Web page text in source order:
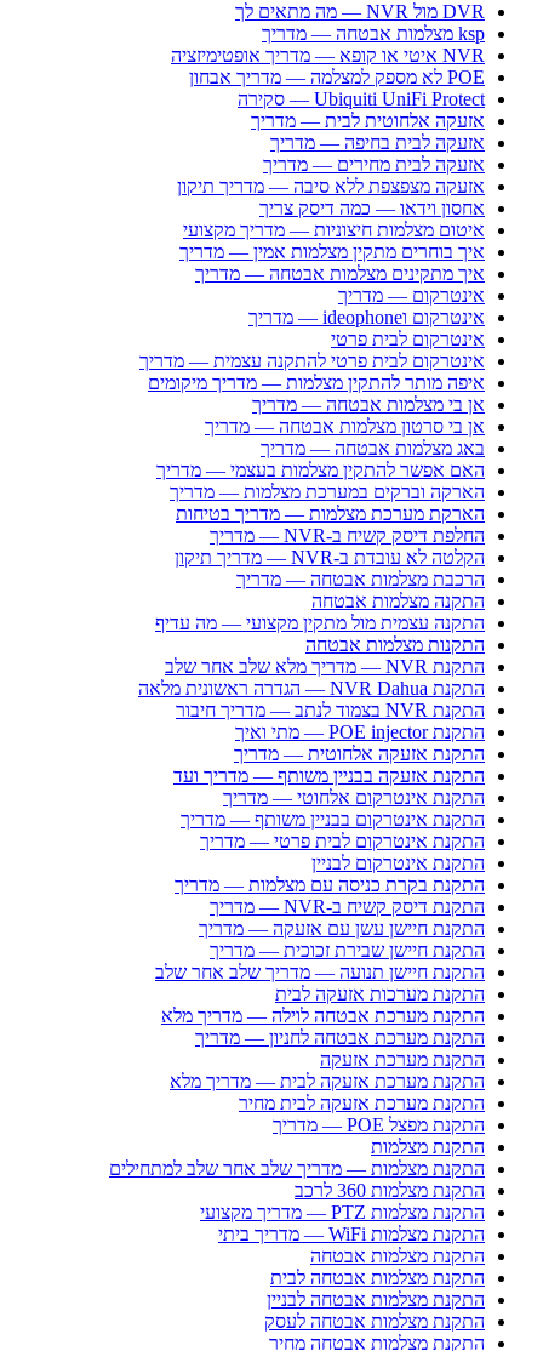
DVR מול NVR — מה מתאים לך
ksp מצלמות אבטחה — מדריך
NVR איטי או קופא — מדריך אופטימיזציה
POE לא מספק למצלמה — מדריך אבחון
Ubiquiti UniFi Protect — סקירה
אזעקה אלחוטית לבית — מדריך
אזעקה לבית בחיפה — מדריך
אזעקה לבית מחירים — מדריך
אזעקה מצפצפת ללא סיבה — מדריך תיקון
אחסון וידאו — כמה דיסק צריך
איטום מצלמות חיצוניות — מדריך מקצועי
איך בוחרים מתקין מצלמות אמין — מדריך
איך מתקינים מצלמות אבטחה — מדריך
אינטרקום — מדריך
אינטרקום וideophone — מדריך
אינטרקום לבית פרטי
אינטרקום לבית פרטי להתקנה עצמית — מדריך
איפה מותר להתקין מצלמות — מדריך מיקומים
אן בי מצלמות אבטחה — מדריך
אן בי סרטון מצלמות אבטחה — מדריך
באג מצלמות אבטחה — מדריך
האם אפשר להתקין מצלמות בעצמי — מדריך
הארקה וברקים במערכת מצלמות — מדריך
הארקת מערכת מצלמות — מדריך בטיחות
החלפת דיסק קשיח ב-NVR — מדריך
הקלטה לא עובדת ב-NVR — מדריך תיקון
הרכבת מצלמות אבטחה — מדריך
התקנה מצלמות אבטחה
התקנה עצמית מול מתקין מקצועי — מה עדיף
התקנות מצלמות אבטחה
התקנת NVR — מדריך מלא שלב אחר שלב
התקנת NVR Dahua — הגדרה ראשונית מלאה
התקנת NVR בצמוד לנתב — מדריך חיבור
התקנת POE injector — מתי ואיך
התקנת אזעקה אלחוטית — מדריך
התקנת אזעקה בבניין משותף — מדריך ועד
התקנת אינטרקום אלחוטי — מדריך
התקנת אינטרקום בבניין משותף — מדריך
התקנת אינטרקום לבית פרטי — מדריך
התקנת אינטרקום לבניין
התקנת בקרת כניסה עם מצלמות — מדריך
התקנת דיסק קשיח ב-NVR — מדריך
התקנת חיישן עשן עם אזעקה — מדריך
התקנת חיישן שבירת זכוכית — מדריך
התקנת חיישן תנועה — מדריך שלב אחר שלב
התקנת מערכות אזעקה לבית
התקנת מערכת אבטחה לוילה — מדריך מלא
התקנת מערכת אבטחה לחניון — מדריך
התקנת מערכת אזעקה
התקנת מערכת אזעקה לבית — מדריך מלא
התקנת מערכת אזעקה לבית מחיר
התקנת מפצל POE — מדריך
התקנת מצלמות
התקנת מצלמות — מדריך שלב אחר שלב למתחילים
התקנת מצלמות 360 לרכב
התקנת מצלמות PTZ — מדריך מקצועי
התקנת מצלמות WiFi — מדריך ביתי
התקנת מצלמות אבטחה
התקנת מצלמות אבטחה לבית
התקנת מצלמות אבטחה לבניין
התקנת מצלמות אבטחה לעסק
התקנת מצלמות אבטחה מחיר